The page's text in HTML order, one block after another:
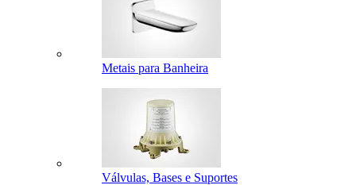
Metais para Banheira
Válvulas, Bases e Suportes